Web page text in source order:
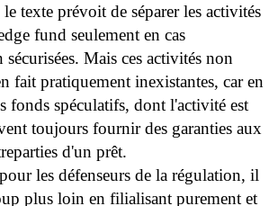
texte prévoit de séparer les activités
fund seulement en cas
Mais ces activités non
fait pratiquement inexistantes, car en
fonds spéculatifs, dont l'activité est
toujours fournir des garanties aux
d'un prêt.
les défenseurs de la régulation, il
plus loin en filialisant purement et